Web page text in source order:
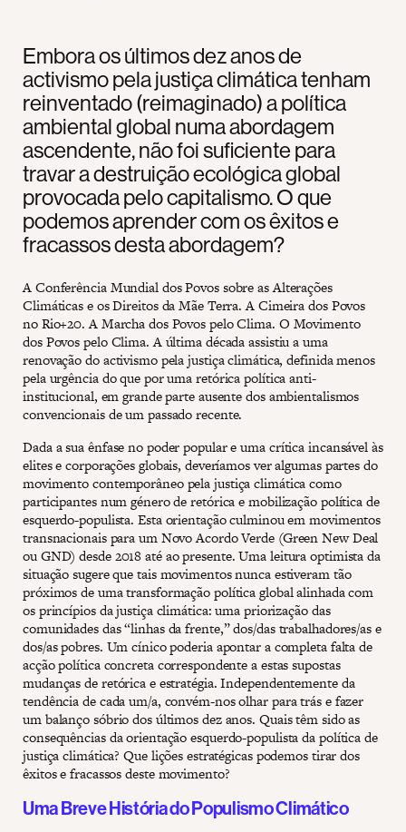
Embora os últimos dez anos de
activismo pela justiça climática tenham
reinventado (reimaginado) a política
ambiental global numa abordagem
ascendente, não foi suficiente para
travar a destruição ecológica global
provocada pelo capitalismo. O que
podemos aprender com os êxitos e
fracassos desta abordagem?
A Conferência Mundial dos Povos sobre as Alterações
Climáticas e os Direitos da Mãe Terra. A Cimeira dos Povos
no Rio+20. A Marcha dos Povos pelo Clima. O Movimento
dos Povos pelo Clima. A última década assistiu a uma
renovação do activismo pela justiça climática, definida menos
pela urgência do que por uma retórica política anti-
institucional, em grande parte ausente dos ambientalismos
convencionais de um passado recente.
Dada a sua ênfase no poder popular e uma crítica incansável às
elites e corporações globais, deveríamos ver algumas partes do
movimento contemporâneo pela justiça climática como
participantes num género de retórica e mobilização política de
esquerdo-populista. Esta orientação culminou em movimentos
transnacionais para um Novo Acordo Verde (Green New Deal
ou GND) desde 2018 até ao presente. Uma leitura optimista da
situação sugere que tais movimentos nunca estiveram tão
próximos de uma transformação política global alinhada com
os princípios da justiça climática: uma priorização das
comunidades das “linhas da frente,” dos/das trabalhadores/as e
dos/as pobres. Um cínico poderia apontar a completa falta de
acção política concreta correspondente a estas supostas
mudanças de retórica e estratégia. Independentemente da
tendência de cada um/a, convém-nos olhar para trás e fazer
um balanço sóbrio dos últimos dez anos. Quais têm sido as
consequências da orientação esquerdo-populista da política de
justiça climática? Que lições estratégicas podemos tirar dos
êxitos e fracassos deste movimento?
Uma Breve História do Populismo Climático